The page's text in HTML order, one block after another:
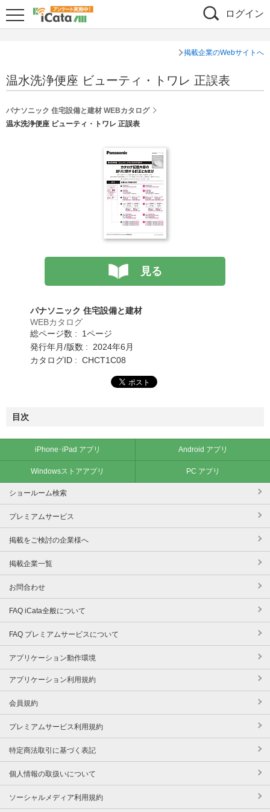
ログイン
掲載企業のWebサイトへ
温水洗浄便座 ビューティ・トワレ 正誤表
パナソニック 住宅設備と建材 WEBカタログ
温水洗浄便座 ビューティ・トワレ 正誤表
見る
パナソニック 住宅設備と建材
WEBカタログ
総ページ数 : 1ページ
発行年月/版数 : 2024年6月
カタログID : CHCT1C08
目次
iPhone･iPad アプリ Android アプリ
Windowsストアアプリ PC アプリ
ショールーム検索
プレミアムサービス
掲載をご検討の企業様へ
掲載企業一覧
お問合わせ
FAQ iCata全般について
FAQ プレミアムサービスについて
アプリケーション動作環境
アプリケーション利用規約
会員規約
プレミアムサービス利用規約
特定商法取引に基づく表記
個人情報の取扱いについて
ソーシャルメディア利用規約